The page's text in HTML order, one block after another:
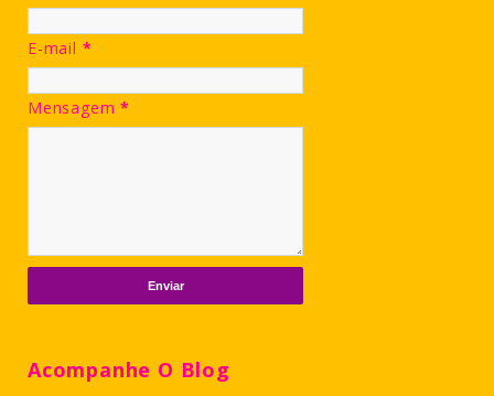
E-mail *
Mensagem*
Acompanhe O Blog